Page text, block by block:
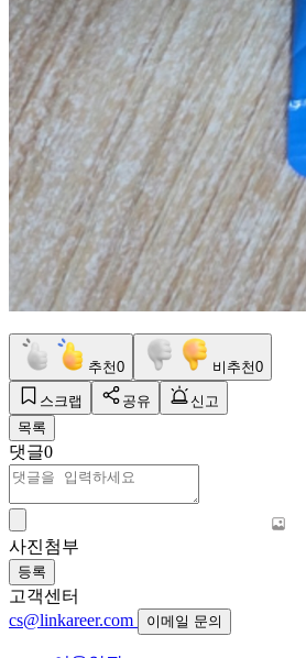
추천0 비추천0
스크랩 공유
신고
목록
댓글0
사진첨부
등록
고객센터
cs@linkareer.com
이메일 문의